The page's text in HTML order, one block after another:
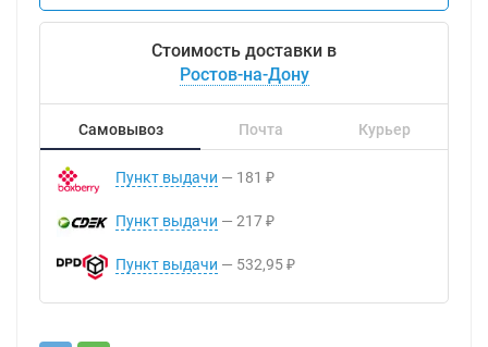
Стоимость доставки в
Ростов-на-Дону
Самовывоз Почта Курьер
Пункт выдачи 181 ₽
Пункт выдачи 217 ₽
Пункт выдачи 532,95 ₽